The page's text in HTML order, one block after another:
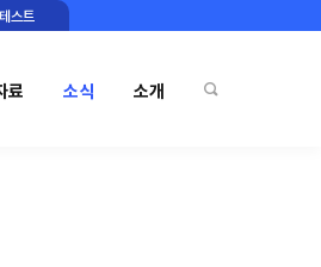
스트
료 소식 소개